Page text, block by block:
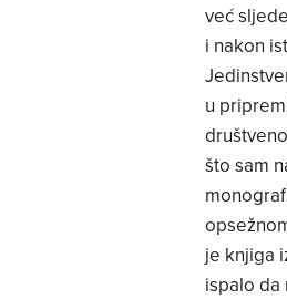
već
i nakon
u
što sam
je knjiga
ispalo